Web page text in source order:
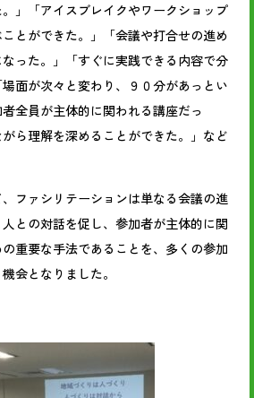
」「アイスブレイクやワークショップ
とができた。」「会議や打合せの進め
った。」「すぐに実践できる内容で分
場面が次々と変わり、９０分があっとい
全員が主体的に関われる講座だっ
ら理解を深めることができた。」 など
ファシリテーションは単なる会議の進
との対話を促し、参加者が主体的に関
重要な手法であることを、多くの参加
会となりました。